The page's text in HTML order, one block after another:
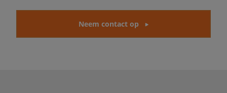
Neem contact op